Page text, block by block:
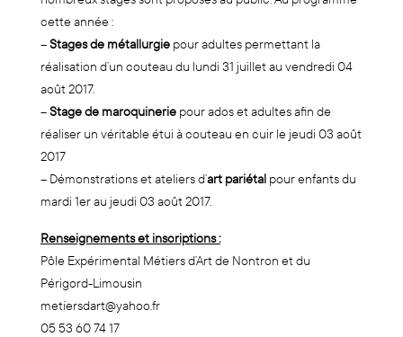
cette année :
–Stages de métallurgiepour adultes permettant la
réalisation d’un couteau du lundi 31 juillet au vendredi 04
août 2017.
–Stage de maroquineriepour ados et adultes afin de
réaliser un véritable étui à couteau en cuir le jeudi 03 août
2017
– Démonstrations et ateliers d’art pariétalpour enfants du
mardi 1er au jeudi 03 août 2017.
Renseignements et inscriptions :
Pôle Expérimental Métiers d’Art de Nontron et du
Périgord-Limousin
metiersdart@yahoo.fr
05 53 60 74 17